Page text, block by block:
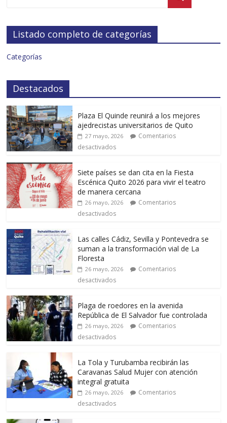
Listado completo de categorías
Categorías
Destacados
Plaza El Quinde reunirá a los mejores
ajedrecistas universitarios de Quito
27 mayo, 2026
Comentarios
desactivados
Siete países se dan cita en la Fiesta
Escénica Quito 2026 para vivir el teatro
de manera cercana
26 mayo, 2026
Comentarios
desactivados
Las calles Cádiz, Sevilla y Pontevedra se
suman a la transformación vial de La
Floresta
26 mayo, 2026
Comentarios
desactivados
Plaga de roedores en la avenida
República de El Salvador fue controlada
26 mayo, 2026
Comentarios
desactivados
La Tola y Turubamba recibirán las
Caravanas Salud Mujer con atención
integral gratuita
26 mayo, 2026
Comentarios
desactivados